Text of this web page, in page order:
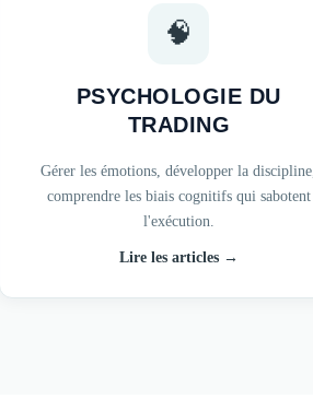
🧠
PSYCHOLOGIE DU
TRADING
Gérer les émotions, développer la discipline,
comprendre les biais cognitifs qui sabotent
l'exécution.
Lire les articles →